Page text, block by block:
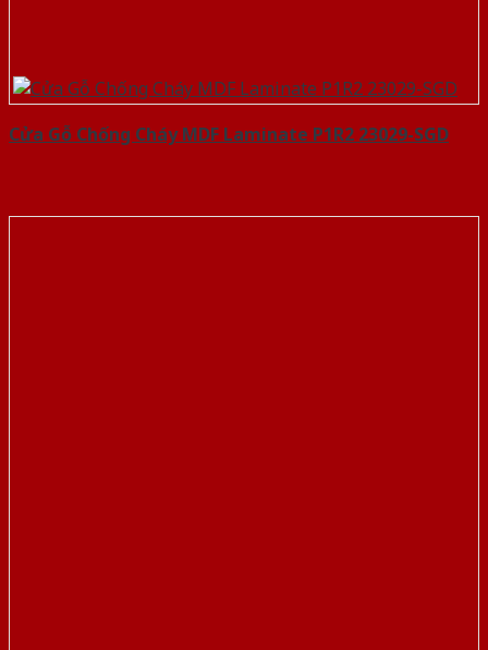
Cửa Gỗ Chống Cháy MDF Laminate P1R2 23029-SGD